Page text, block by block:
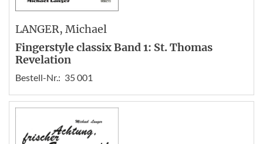
LANGER, Michael
Fingerstyle classix Band 1: St. Thomas
Revelation
Bestell-Nr.: 35 001